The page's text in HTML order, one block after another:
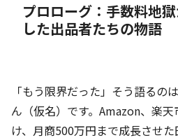
プロローグ：手数料地
した出品者たちの物語
「もう限界だった」そう語るの
ん（仮名）です。Amazon、楽
け、月商500万円まで成長させ